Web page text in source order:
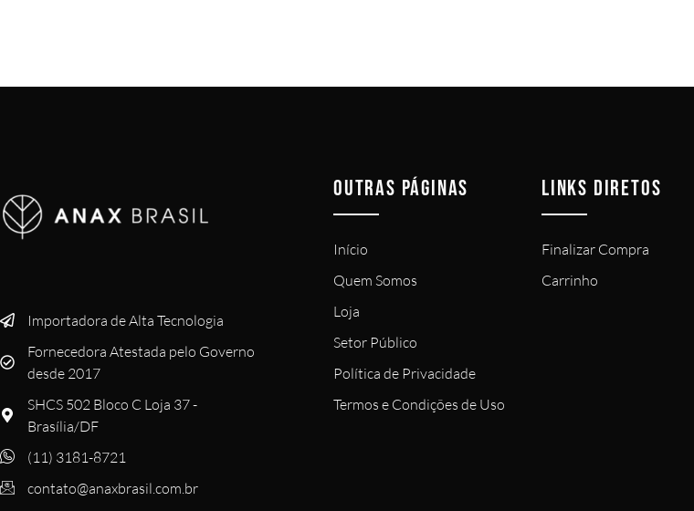
Importadora de Alta Tecnologia
Fornecedora Atestada pelo Governo
desde 2017
SHCS 502 Bloco C Loja 37 -
Brasília/DF
(11) 3181-8721
contato@anaxbrasil.com.br
OUTRAS PÁGINAS
Início
Quem Somos
Loja
Setor Público
Política de Privacidade
Termos e Condições de Uso
LINKS DIRETOS
Finalizar Compra
Carrinho